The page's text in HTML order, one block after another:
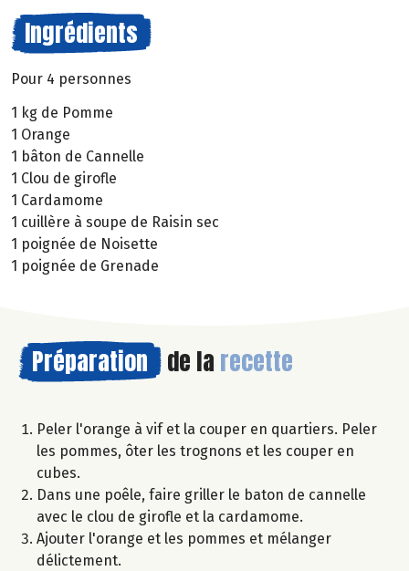
Ingrédients
Pour 4 personnes
1 kg de Pomme
1 Orange
1 bâton de Cannelle
1 Clou de girofle
1 Cardamome
1 cuillère à soupe de Raisin sec
1 poignée de Noisette
1 poignée de Grenade
Préparation de la recette
Peler l'orange à vif et la couper en quartiers. Peler
les pommes, ôter les trognons et les couper en
cubes.
Dans une poêle, faire griller le baton de cannelle
avec le clou de girofle et la cardamome.
Ajouter l'orange et les pommes et mélanger
délictement.